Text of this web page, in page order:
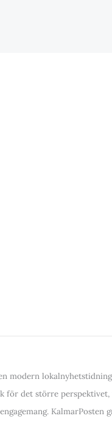
modern
för det större
KalmarPosten